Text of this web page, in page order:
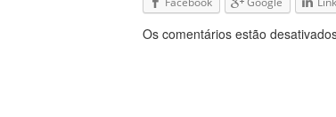
Os comentários estão